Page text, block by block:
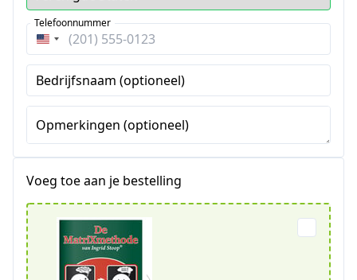
Verenigde
Staten
+1
Telefoonnummer
Bedrijfsnaam (optioneel)
Opmerkingen (optioneel)
Voeg toe aan je bestelling